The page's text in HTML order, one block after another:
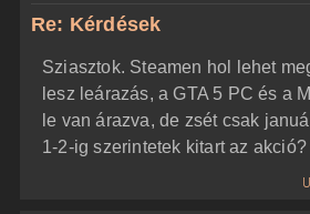
Re: Kérdések
Sziasztok. Steamen hol lehet
lesz leárazás, a GTA 5 PC és a
le van árazva, de zsét csak
1-2-ig szerintetek kitart az akció?